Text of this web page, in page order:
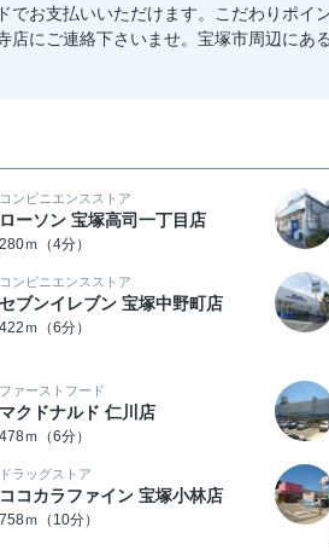
でお支払いいただけます。こだわりポイ
にご連絡下さいませ。宝塚市周辺にあ
コンビニエンスストア
ローソン 宝塚高司一丁目店
280ｍ（4分）
コンビニエンスストア
セブンイレブン 宝塚中野町店
422ｍ（6分）
ファーストフード
マクドナルド 仁川店
478ｍ（6分）
ドラッグストア
ココカラファイン 宝塚小林店
758ｍ（10分）